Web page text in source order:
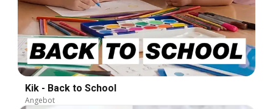
Kik - Back to School
Angebot